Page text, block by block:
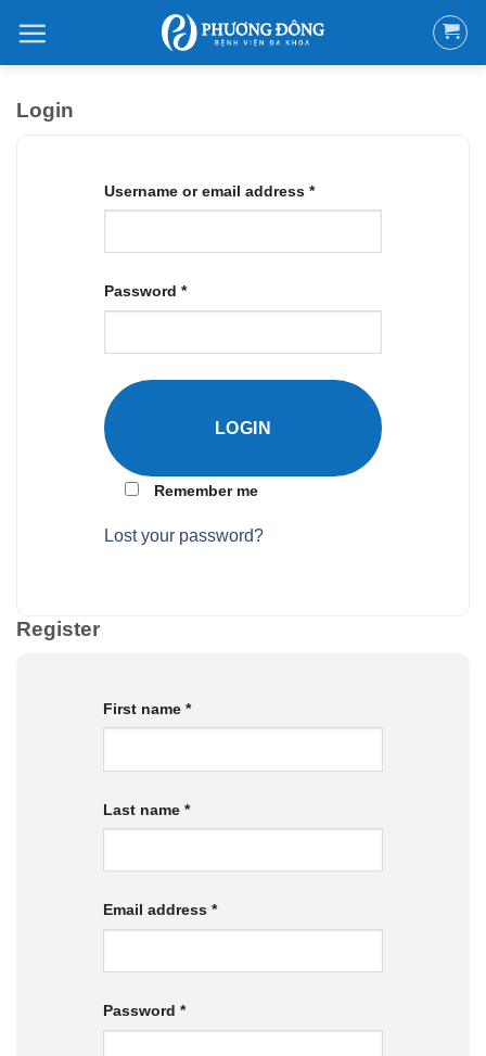
qua
nội
Login
Username or email address *
Password *
Remember me
Lost your password?
Register
First name *
Last name *
Email address *
Password *